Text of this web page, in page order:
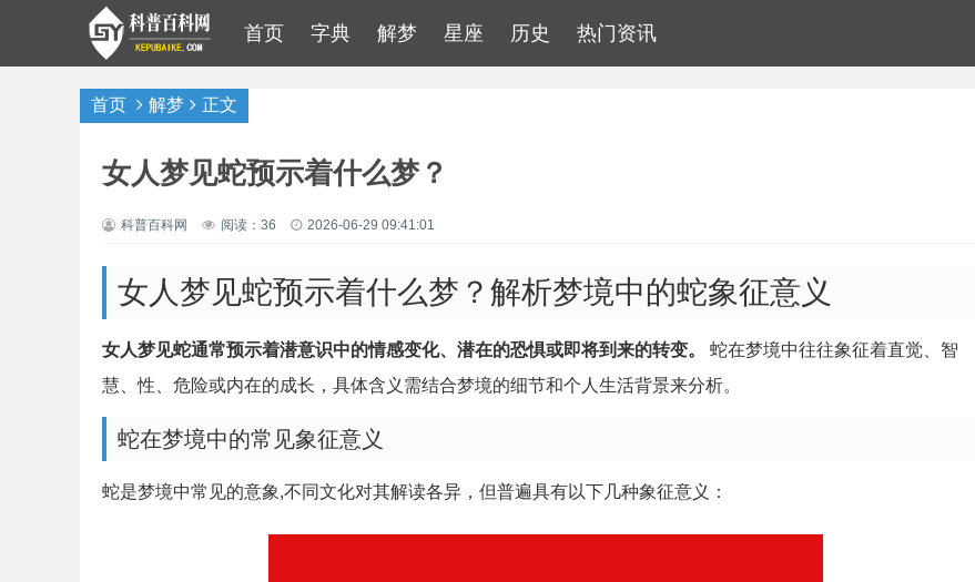
首页 字典 解梦 星座 历史 热门资讯
首页 解梦 正文
女人梦见蛇预示着什么梦？
科普百科网 阅读：36 2026-06-29 09:41:01
女人梦见蛇预示着什么梦？解析梦境中的蛇象征意义
女人梦见蛇通常预示着潜意识中的情感变化、潜在的恐惧或即将到来的转变。
蛇在梦境中往往象征着直觉、智
慧、性、危险或内在的成长，具体含义需结合梦境的细节和个人生活背景来分析。
蛇在梦境中的常见象征意义
蛇是梦境中常见的意象,不同文化对其解读各异，但普遍具有以下几种象征意义：